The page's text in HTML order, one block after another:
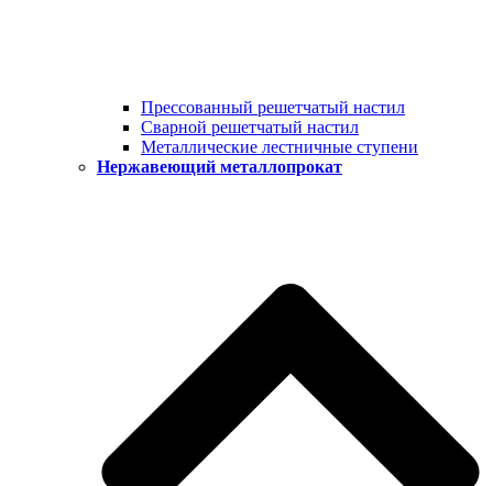
Прессованный решетчатый настил
Сварной решетчатый настил
Металлические лестничные ступени
Нержавеющий металлопрокат